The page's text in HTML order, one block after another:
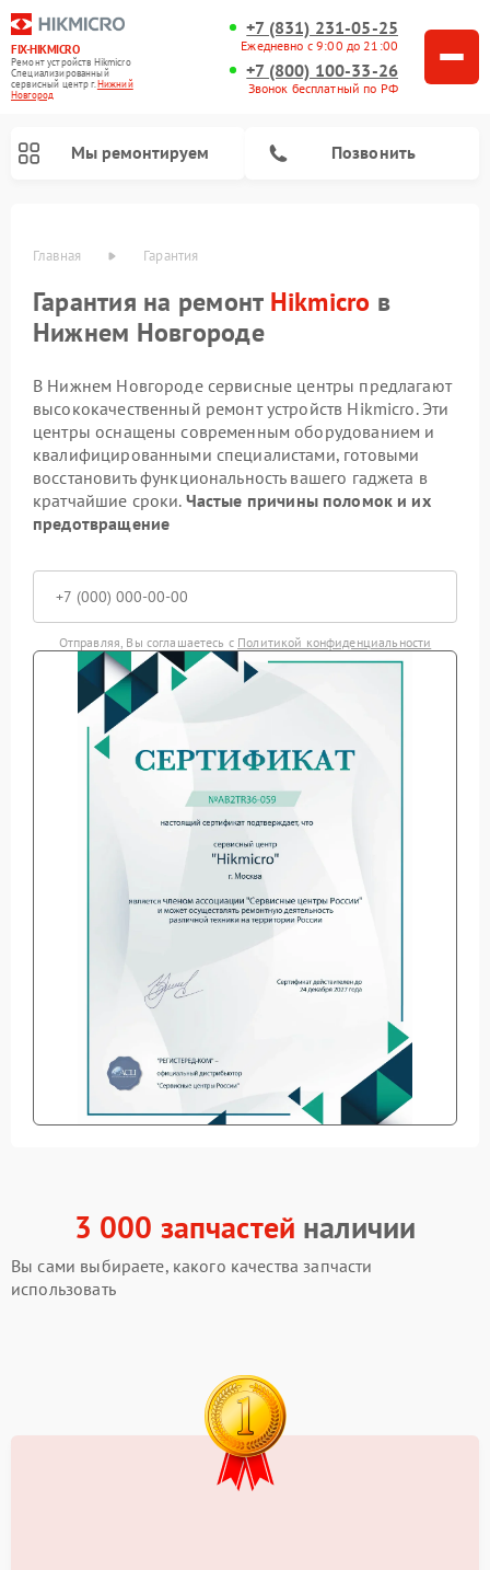
FIX-HIKMICRO
Ремонт устройств Hikmicro
Специализированный
cервисный центр г.Нижний
Новгород
+7 (831) 231-05-25
Ежедневно с 9:00 до 21:00
+7 (800) 100-33-26
Звонок бесплатный по РФ
Мы ремонтируем Позвонить
Главная Гарантия
Гарантия на ремонт Hikmicro в
Нижнем Новгороде
В Нижнем Новгороде сервисные центры предлагают
высококачественный ремонт устройств Hikmicro. Эти
центры оснащены современным оборудованием и
квалифицированными специалистами, готовыми
восстановить функциональность вашего гаджета в
кратчайшие сроки. Частые причины поломок и их
предотвращение
Отправляя, Вы соглашаетесь с Политикой конфиденциальности
3 000 запчастей наличии
Вы сами выбираете, какого качества запчасти
использовать